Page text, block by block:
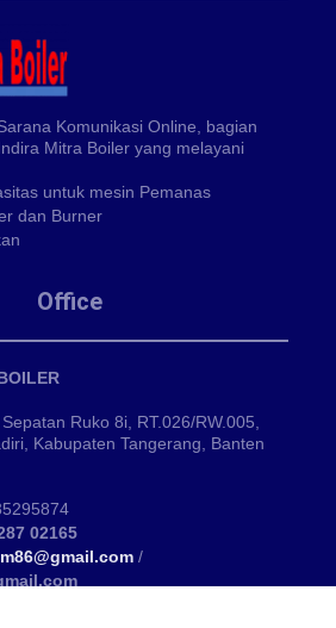
Komunikasi Online, bagian
Mitra Boiler yang melayani
untuk mesin Pemanas
dan Burner
Office
Ruko 8i, RT.026/RW.005,
Kabupaten Tangerang, Banten
02165
/